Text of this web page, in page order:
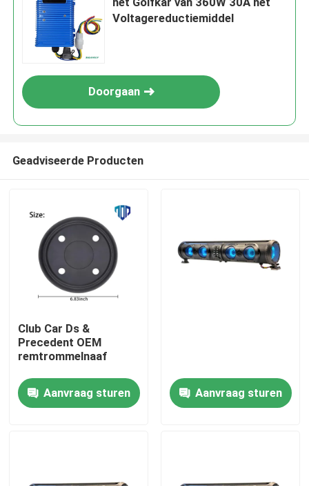
Huis
Producten
Voltagereductiemiddel
Doorgaan
Geadviseerde Producten
Club Car Ds &
Precedent OEM
remtrommelnaaf
Aanvraag sturen Aanvraag sturen